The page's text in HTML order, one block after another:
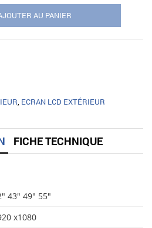
AU PANIER
, ECRAN LCD EXTÉRIEUR
FICHE TECHNIQUE
43″ 49″ 55″
x1080